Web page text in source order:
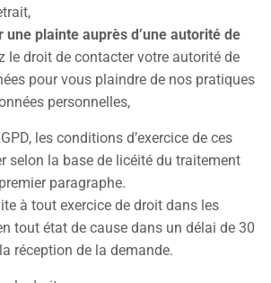
une plainte auprès d’une autorité de
le droit de contacter votre autorité de
pour vous plaindre de nos pratiques
personnelles,
, les conditions d’exercice de ces
selon la base de licéité du traitement
paragraphe.
à tout exercice de droit dans les
tout état de cause dans un délai de 30
réception de la demande.